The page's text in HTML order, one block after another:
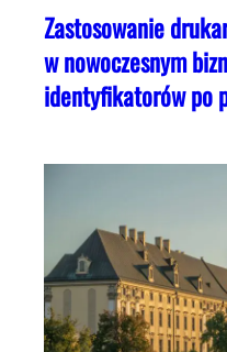
Zastosowanie
w nowoczesnym
identyfikatorów po